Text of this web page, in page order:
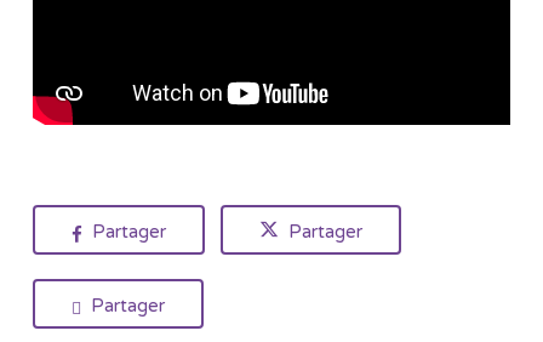
Partager Partager
Partager